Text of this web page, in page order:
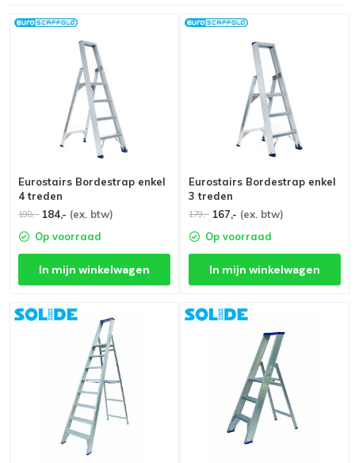
Eurostairs Bordestrap enkel
4 treden
198,- 184,- (ex. btw)
Op voorraad
In mijn winkelwagen
Eurostairs Bordestrap enkel
3 treden
179,- 167,- (ex. btw)
Op voorraad
In mijn winkelwagen